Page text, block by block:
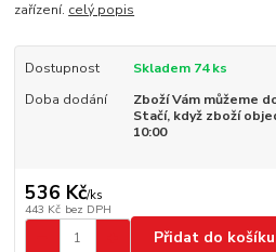
zařízení. celý popis
Dostupnost
Skladem 74 ks
Doba dodání
Zboží Vám můžeme
Stačí, když zboží
10:00
536 Kč/ks
443 Kč bez DPH
Přidat do košíku